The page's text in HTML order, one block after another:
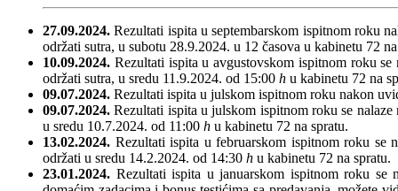
27.09.2024. Rezultati ispita u septembarskom ispitnom roku
održati sutra, u subotu 28.9.2024. u 12 časova u kabinetu 72
10.09.2024. Rezultati ispita u avgustovskom ispitnom roku se
održati sutra, u sredu 11.9.2024. od 15:00 h u kabinetu 72 na
09.07.2024. Rezultati ispita u julskom ispitnom roku nakon
09.07.2024. Rezultati ispita u julskom ispitnom roku se nalaze
u sredu 10.7.2024. od 11:00 h u kabinetu 72 na spratu.
13.02.2024. Rezultati ispita u februarskom ispitnom roku se
održati u sredu 14.2.2024. od 14:30 h u kabinetu 72 na spratu.
23.01.2024. Rezultati ispita u januarskom ispitnom roku se